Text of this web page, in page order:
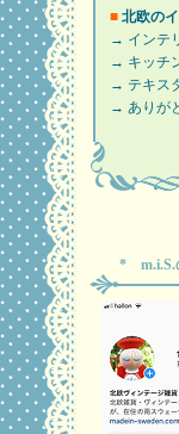
■ 北欧の
→ インテ
→ キッチ
→ テキス
→ ありが
* m.i.S.